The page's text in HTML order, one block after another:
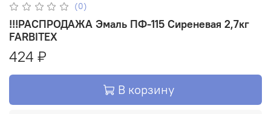
(0)
!!!РАСПРОДАЖА Эмаль ПФ-115 Сиреневая 2,7кг
FARBITEX
424 ₽
В корзину